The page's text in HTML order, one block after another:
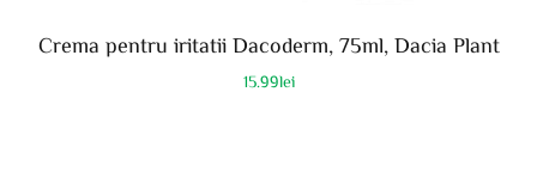
Crema pentru iritatii Dacoderm, 75ml, Dacia Plant
15.99lei